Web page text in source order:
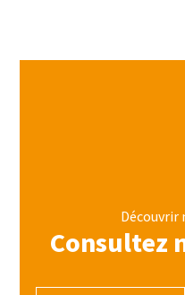
Consultez